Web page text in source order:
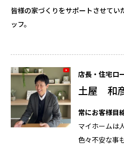
皆様の家づくりをサポートさせてい
ッフ。
店長・住宅ロ
土屋 和
常にお客様目
マイホームは
色々不安な事